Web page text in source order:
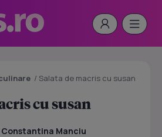
/ Salata de macris cu susan
cu susan
Manciu